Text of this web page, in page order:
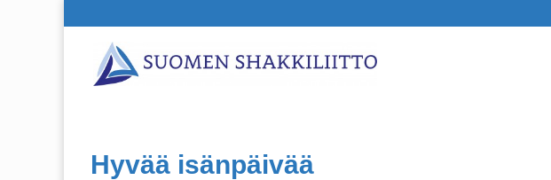
Hyvää isänpäivää